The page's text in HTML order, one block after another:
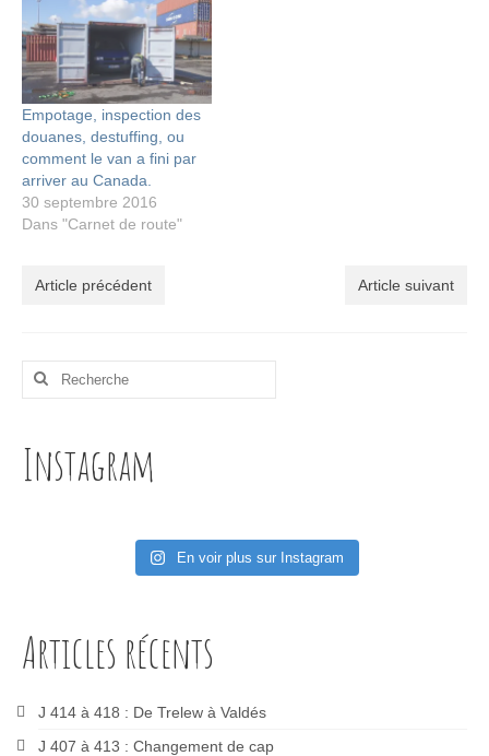
Empotage, inspection des
douanes, destuffing, ou
comment le van a fini par
arriver au Canada.
30 septembre 2016
Dans "Carnet de route"
Article précédent Article suivant
Rechercher
Instagram
En voir plus sur Instagram
Articles récents
J 414 à 418 : De Trelew à Valdés
J 407 à 413 : Changement de cap